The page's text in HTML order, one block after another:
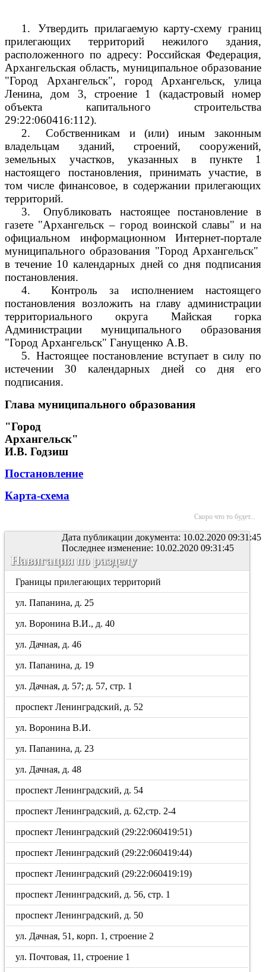
1.
Утвердить прилагаемую карту-схему границ
прилегающих территорий нежилого здания,
расположенного по адресу: Российская Федерация,
Архангельская область, муниципальное образование
"Город Архангельск", город Архангельск, улица
Ленина, дом 3, строение 1 (кадастровый номер
объекта капитального строительства
29:22:060416:112).
2.
Собственникам и (или) иным законным
владельцам зданий, строений, сооружений,
земельных участков, указанных в пункте 1
настоящего постановления, принимать участие, в
том числе финансовое, в содержании прилегающих
территорий.
3.
Опубликовать настоящее постановление в
газете "Архангельск – город воинской славы" и на
официальном информационном Интернет-портале
муниципального образования "Город Архангельск"
в течение 10 календарных дней со дня подписания
постановления.
4.
Контроль за исполнением настоящего
постановления возложить на главу администрации
территориального округа Майская горка
Администрации муниципального образования
"Город Архангельск" Ганущенко А.В.
5. Настоящее постановление вступает в силу по
истечении 30 календарных дней со дня его
подписания.
Глава муниципального образования
"Город
Архангельск"
И.В. Годзиш
Постановление
Карта-схема
Скоро что то будет...
Дата публикации документа: 10.02.2020 09:31:45
Последнее изменение: 10.02.2020 09:31:45
Навигация по разделу
Границы прилегающих территорий
ул. Папанина, д. 25
ул. Воронина В.И., д. 40
ул. Дачная, д. 46
ул. Папанина, д. 19
ул. Дачная, д. 57; д. 57, стр. 1
проспект Ленинградский, д. 52
ул. Воронина В.И.
ул. Папанина, д. 23
ул. Дачная, д. 48
проспект Ленинградский, д. 54
проспект Ленинградский, д. 62,стр. 2-4
проспект Ленинградский (29:22:060419:51)
проспект Ленинградский (29:22:060419:44)
проспект Ленинградский (29:22:060419:19)
проспект Ленинградский, д. 56, стр. 1
проспект Ленинградский, д. 50
ул. Дачная, 51, корп. 1, строение 2
ул. Почтовая, 11, строение 1